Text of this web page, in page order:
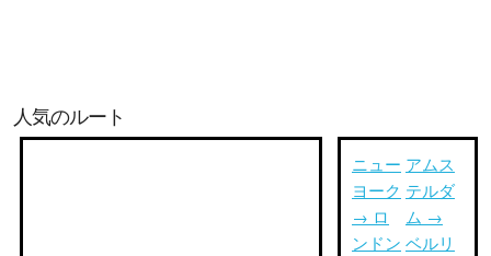
人気のルート
ニュー
ヨーク
→ ロ
ンドン
アムス
テルダ
ム →
ベルリ